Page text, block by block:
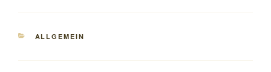
KATEGORIEN
ALLGEMEIN